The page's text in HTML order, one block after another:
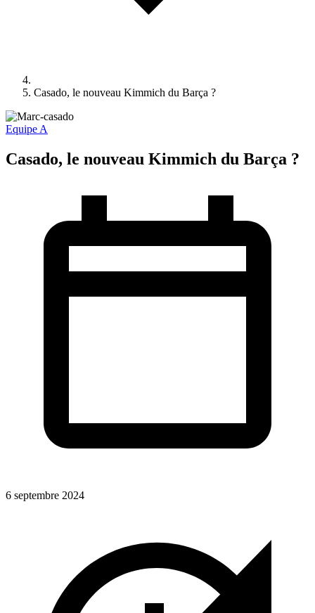
Casado, le nouveau Kimmich du Barça ?
Equipe A
Casado, le nouveau Kimmich du Barça ?
6 septembre 2024